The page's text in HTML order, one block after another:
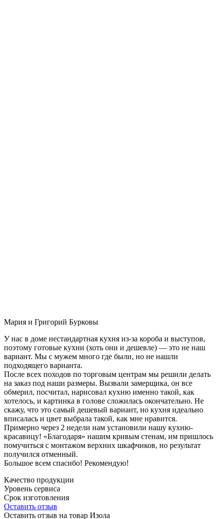
Мария и Григорий Бурковы
У нас в доме нестандартная кухня из-за короба и выступов,
поэтому готовые кухни (хоть они и дешевле) — это не наш
вариант. Мы с мужем много где были, но не нашли
подходящего варианта.
После всех походов по торговым центрам мы решили делать
на заказ под наши размеры. Вызвали замерщика, он все
обмерил, посчитал, нарисовал кухню именно такой, как
хотелось, и картинка в голове сложилась окончательно. Не
скажу, что это самый дешевый вариант, но кухня идеально
вписалась и цвет выбрала такой, как мне нравится.
Примерно через 2 недели нам установили нашу кухню-
красавицу! «Благодаря» нашим кривым стенам, им пришлось
помучиться с монтажом верхних шкафчиков, но результат
получился отменный.
Большое всем спасибо! Рекомендую!
Качество продукции
Уровень сервиса
Срок изготовления
Оставить отзыв
Оставить отзыв на товар Изола